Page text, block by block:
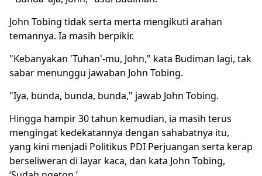
John Tobing tidak serta merta mengikuti arahan
temannya. Ia masih berpikir.
"Kebanyakan 'Tuhan'-mu, John," kata Budiman lagi, tak
sabar menunggu jawaban John Tobing.
"Iya, bunda, bunda, bunda," jawab John Tobing.
Hingga hampir 30 tahun kemudian, ia masih terus
mengingat kedekatannya dengan sahabatnya itu,
yang kini menjadi Politikus PDI Perjuangan serta kerap
berseliweran di layar kaca, dan kata John Tobing,